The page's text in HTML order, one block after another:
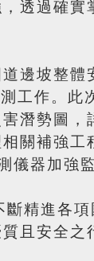
透過確
邊坡整
工作。此
潛勢圖
關補強
器加強
精進各
且安全之